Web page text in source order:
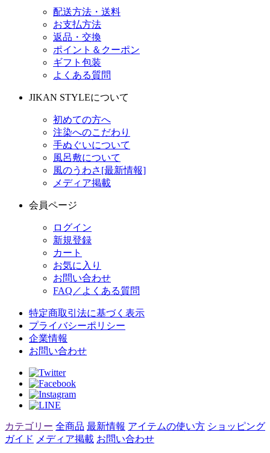
配送方法・送料
お支払方法
返品・交換
ポイント＆クーポン
ギフト包装
よくある質問
JIKAN STYLEについて
初めての方へ
注染へのこだわり
手ぬぐいについて
風呂敷について
風のうわさ[最新情報]
メディア掲載
会員ページ
ログイン
新規登録
カート
お気に入り
お問い合わせ
FAQ／よくある質問
特定商取引法に基づく表示
プライバシーポリシー
企業情報
お問い合わせ
カテゴリー 全商品 最新情報 アイテムの使い方 ショッピング
ガイド メディア掲載 お問い合わせ